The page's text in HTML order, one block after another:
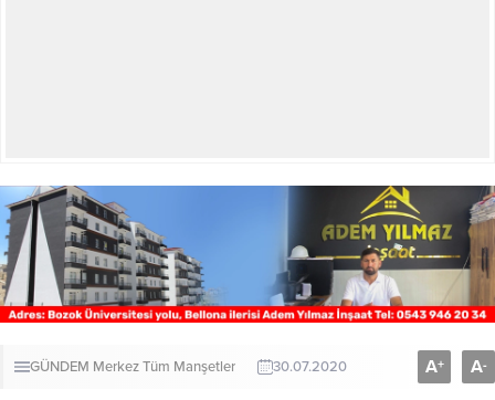
GÜNDEM MerkezTüm Manşetler 30.07.2020 A+ A-